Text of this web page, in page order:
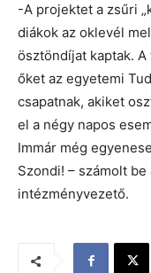
-A projektet a zsűri
diákok az oklevél
ösztöndíjat kaptak.
őket az egyetemi
csapatnak, akiket
el a négy napos
Immár még
Szondi! – számolt
intézményvezető.